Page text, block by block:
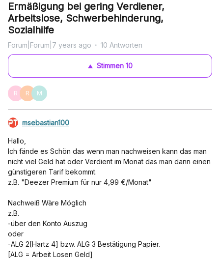
Ermäßigung bei gering Verdiener,
Arbeitslose, Schwerbehinderung,
Sozialhilfe
Forum|Forum|7 years ago 10 Antworten
Stimmen10
R R M
msebastian100
Hallo,
Ich fände es Schön das wenn man nachweisen kann das man
nicht viel Geld hat oder Verdient im Monat das man dann einen
günstigeren Tarif bekommt.
z.B. "Deezer Premium für nur 4,99 €/Monat"
Nachweiß Wäre Möglich
z.B.
-über den Konto Auszug
oder
-ALG 2[Hartz 4] bzw. ALG 3 Bestätigung Papier.
[ALG = Arbeit Losen Geld]